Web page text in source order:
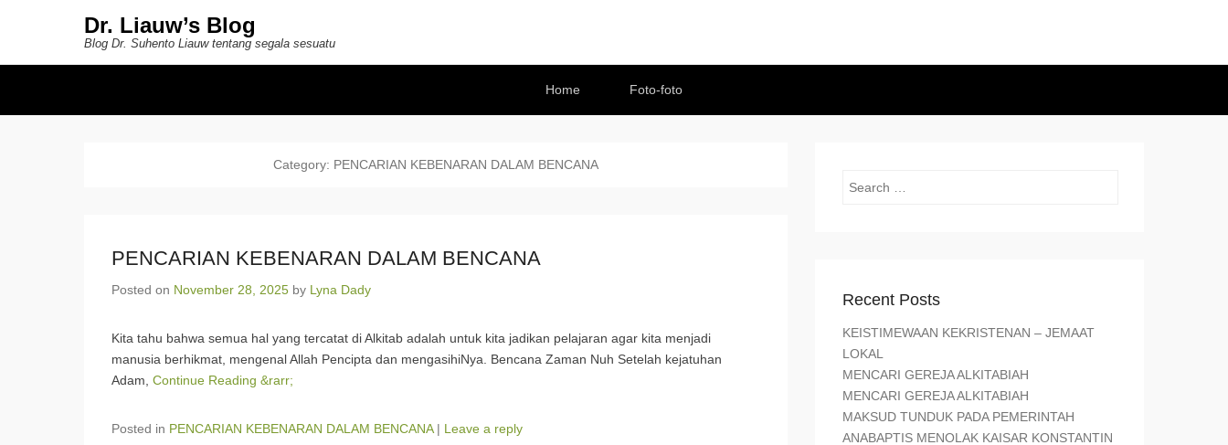
Dr. Liauw’s Blog
Blog Dr. Suhento Liauw tentang segala sesuatu
Home
Foto-foto
Category: PENCARIAN KEBENARAN DALAM BENCANA
PENCARIAN KEBENARAN DALAM BENCANA
Posted on November 28, 2025 by Lyna Dady
Kita tahu bahwa semua hal yang tercatat di Alkitab adalah untuk kita jadikan pelajaran agar kita menjadi
manusia berhikmat, mengenal Allah Pencipta dan mengasihiNya. Bencana Zaman Nuh Setelah kejatuhan
Adam, Continue Reading &rarr;
Posted in PENCARIAN KEBENARAN DALAM BENCANA | Leave a reply
Search
Recent Posts
KEISTIMEWAAN KEKRISTENAN – JEMAAT
LOKAL
MENCARI GEREJA ALKITABIAH
MENCARI GEREJA ALKITABIAH
MAKSUD TUNDUK PADA PEMERINTAH
ANABAPTIS MENOLAK KAISAR KONSTANTIN